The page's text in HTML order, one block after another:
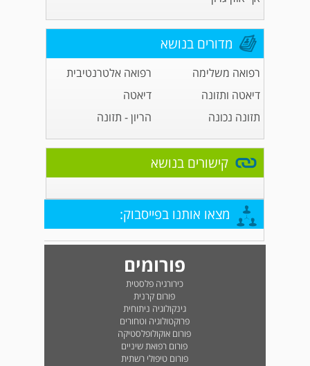
מדורים בנושא
רפואה משלימה
רפואה אלטרנטיבית
דיאטה ותזונה
דיאטה
תזונה נכונה
הריון - תזונה
קישורים בנושא
מצאו אותנו בפייסבוק:
פורומים
כירורגיה פלסטית
פורום קרנית
גינקולוגיה ניתוחית
פרוקטולוגיה וטחורים
פורום אוקולופלסטיקה
פורום רפואת שיניים
פורום טיפולי רשתית